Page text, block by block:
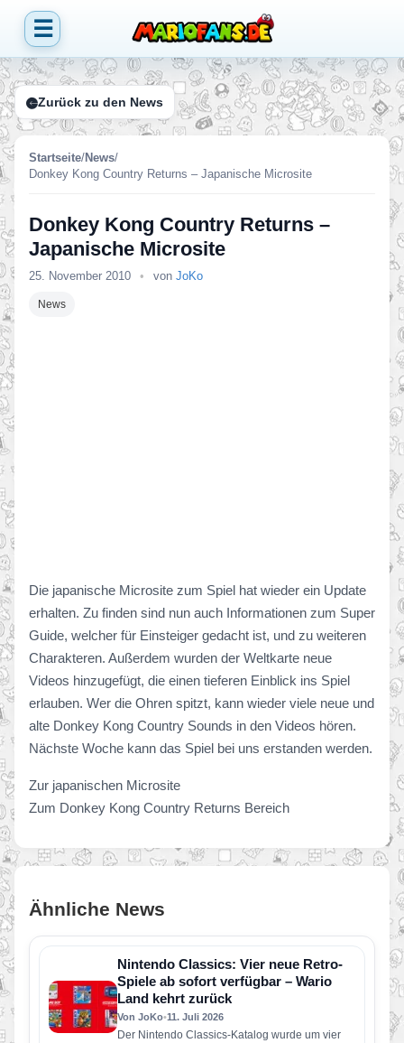
☰
Zurück zu den News
Startseite/News/
Donkey Kong Country Returns – Japanische Microsite
Donkey Kong Country Returns –
Japanische Microsite
25. November 2010 • von JoKo
News
Die japanische Microsite zum Spiel hat wieder ein Update
erhalten. Zu finden sind nun auch Informationen zum Super
Guide, welcher für Einsteiger gedacht ist, und zu weiteren
Charakteren. Außerdem wurden der Weltkarte neue
Videos hinzugefügt, die einen tieferen Einblick ins Spiel
erlauben. Wer die Ohren spitzt, kann wieder viele neue und
alte Donkey Kong Country Sounds in den Videos hören.
Nächste Woche kann das Spiel bei uns erstanden werden.
Zur japanischen Microsite
Zum Donkey Kong Country Returns Bereich
Ähnliche News
Nintendo Classics: Vier neue Retro-
Spiele ab sofort verfügbar – Wario
Land kehrt zurück
Von JoKo•11. Juli 2026
Der Nintendo Classics-Katalog wurde um vier